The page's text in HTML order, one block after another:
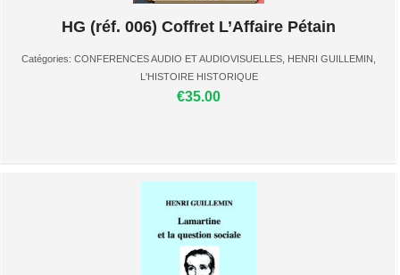
HG (réf. 006) Coffret L’Affaire Pétain
Catégories: CONFERENCES AUDIO ET AUDIOVISUELLES HENRI GUILLEMIN
L'HISTOIRE HISTORIQUE
€35.00